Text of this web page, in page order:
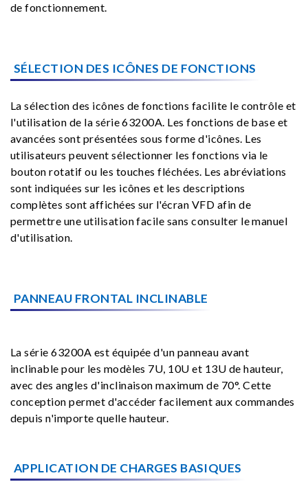
de fonctionnement.
SÉLECTION DES ICÔNES DE FONCTIONS
La sélection des icônes de fonctions facilite le contrôle et
l'utilisation de la série 63200A. Les fonctions de base et
avancées sont présentées sous forme d'icônes. Les
utilisateurs peuvent sélectionner les fonctions via le
bouton rotatif ou les touches fléchées. Les abréviations
sont indiquées sur les icônes et les descriptions
complètes sont affichées sur l'écran VFD afin de
permettre une utilisation facile sans consulter le manuel
d'utilisation.
PANNEAU FRONTAL INCLINABLE
La série 63200A est équipée d'un panneau avant
inclinable pour les modèles 7U, 10U et 13U de hauteur,
avec des angles d'inclinaison maximum de 70°. Cette
conception permet d'accéder facilement aux commandes
depuis n'importe quelle hauteur.
APPLICATION DE CHARGES BASIQUES